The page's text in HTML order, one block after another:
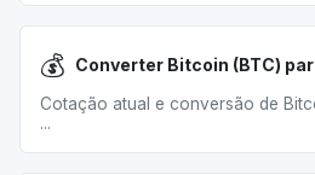
💰 Converter Bitcoin (BTC)
Cotação atual e conversão de
...